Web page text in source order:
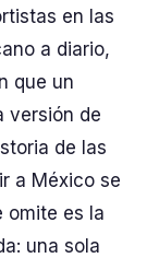
en las
a diario,
que un
versión de
de las
a México se
omite es la
una sola